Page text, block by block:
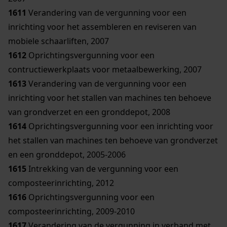
1611 Verandering van de vergunning voor een
inrichting voor het assembleren en reviseren van
mobiele schaarliften, 2007
1612 Oprichtingsvergunning voor een
contructiewerkplaats voor metaalbewerking, 2007
1613Verandering van de vergunning voor een
inrichting voor het stallen van machines ten behoeve
van grondverzet en een gronddepot, 2008
1614 Oprichtingsvergunning voor een inrichting voor
het stallen van machines ten behoeve van grondverzet
en een gronddepot, 2005-2006
1615 Intrekking van de vergunning voor een
composteerinrichting, 2012
1616 Oprichtingsvergunning voor een
composteerinrichting, 2009-2010